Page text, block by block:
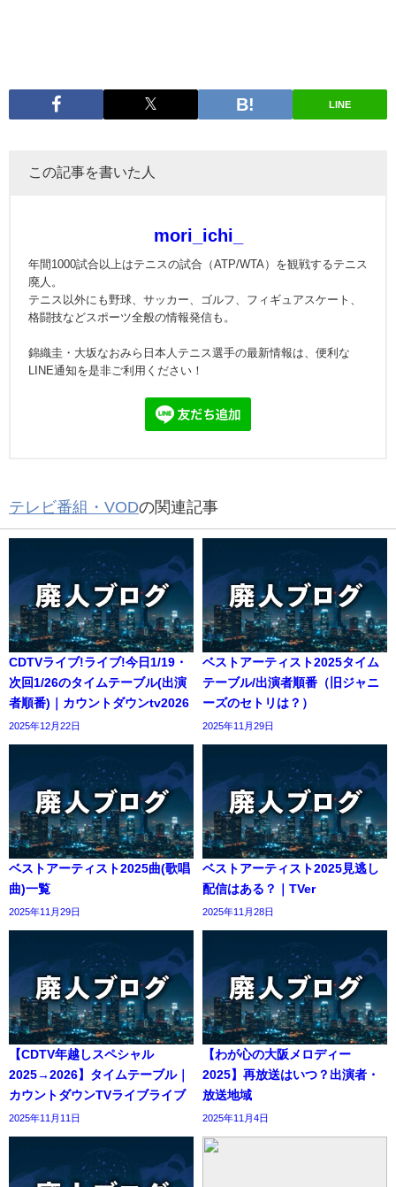
LINE
この記事を書いた人
mori_ichi_
年間1000試合以上はテニスの試合（ATP/WTA）を観戦するテニス
廃人。
テニス以外にも野球、サッカー、ゴルフ、フィギュアスケート、
格闘技などスポーツ全般の情報発信も。
錦織圭・大坂なおみら日本人テニス選手の最新情報は、便利な
LINE通知を是非ご利用ください！
テレビ番組・VODの関連記事
CDTVライブ!ライブ!今日1/19・
次回1/26のタイムテーブル(出演
者順番)｜カウントダウンtv2026
2025年12月22日
ベストアーティスト2025タイム
テーブル/出演者順番（旧ジャニ
ーズのセトリは？）
2025年11月29日
ベストアーティスト2025曲(歌唱
曲)一覧
2025年11月29日
ベストアーティスト2025見逃し
配信はある？｜TVer
2025年11月28日
【CDTV年越しスペシャル
2025→2026】タイムテーブル｜
カウントダウンTVライブライブ
2025年11月11日
【わが心の大阪メロディー
2025】再放送はいつ？出演者・
放送地域
2025年11月4日